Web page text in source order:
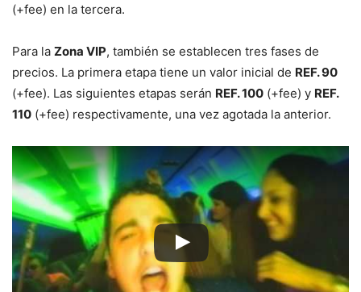
(+fee) en la tercera.
Para la Zona VIP, también se establecen tres fases de
precios. La primera etapa tiene un valor inicial de REF. 90
(+fee). Las siguientes etapas serán REF. 100 (+fee) y REF.
110 (+fee) respectivamente, una vez agotada la anterior.